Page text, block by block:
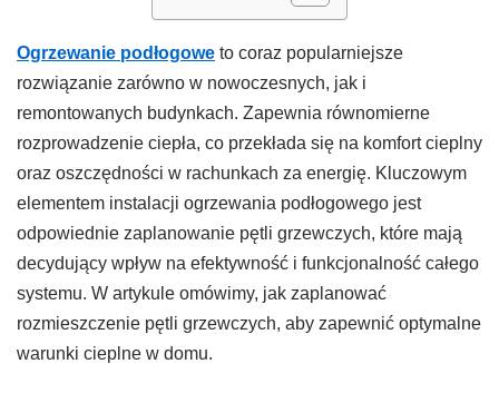
Ogrzewanie podłogowe to coraz popularniejsze
rozwiązanie zarówno w nowoczesnych, jak i
remontowanych budynkach. Zapewnia równomierne
rozprowadzenie ciepła, co przekłada się na komfort cieplny
oraz oszczędności w rachunkach za energię. Kluczowym
elementem instalacji ogrzewania podłogowego jest
odpowiednie zaplanowanie pętli grzewczych, które mają
decydujący wpływ na efektywność i funkcjonalność całego
systemu. W artykule omówimy, jak zaplanować
rozmieszczenie pętli grzewczych, aby zapewnić optymalne
warunki cieplne w domu.